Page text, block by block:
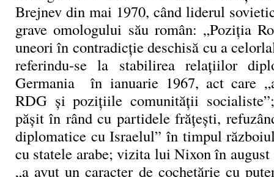
Brejnev din mai 1970, când liderul
grave omologului său român: „Poziția
uneori în contradicție deschisă cu a
referindu-se la stabilirea relațiilor
Germania în ianuarie 1967, act care
RDG și pozițiile comunității
pășit în rând cu partidele frățești,
diplomatice cu Israelul” în timpul
cu statele arabe; vizita lui Nixon în
„a avut un caracter de cochetărie cu